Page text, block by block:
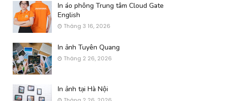
In áo phông Trung tâm Cloud Gate
English
Tháng 3 16, 2026
In ảnh Tuyên Quang
Tháng 2 26, 2026
In ảnh tại Hà Nội